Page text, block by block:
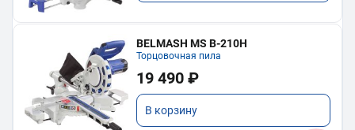
BELMASH MS B-210H
Торцовочная пила
19 490 ₽
В корзину